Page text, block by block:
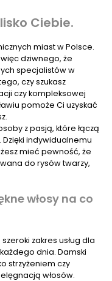
Ciebie.
miast w Polsce.
dziwnego, że
specjalistów w
czy szukasz
czy kompleksowej
pomoże Ci uzyskać
z pasją, które łączą
indywidualnemu
mieć pewność, że
do rysów twarzy,
włosy na co
zakres usług dla
dnia. Damski
strzyżeniem czy
włosów.